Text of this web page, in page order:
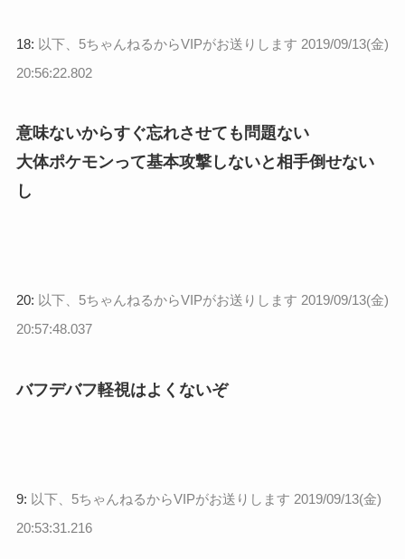
18: 以下、5ちゃんねるからVIPがお送りします 2019/09/13(金)
20:56:22.802
意味ないからすぐ忘れさせても問題ない
大体ポケモンって基本攻撃しないと相手倒せない
し
20: 以下、5ちゃんねるからVIPがお送りします 2019/09/13(金)
20:57:48.037
バフデバフ軽視はよくないぞ
9: 以下、5ちゃんねるからVIPがお送りします 2019/09/13(金)
20:53:31.216